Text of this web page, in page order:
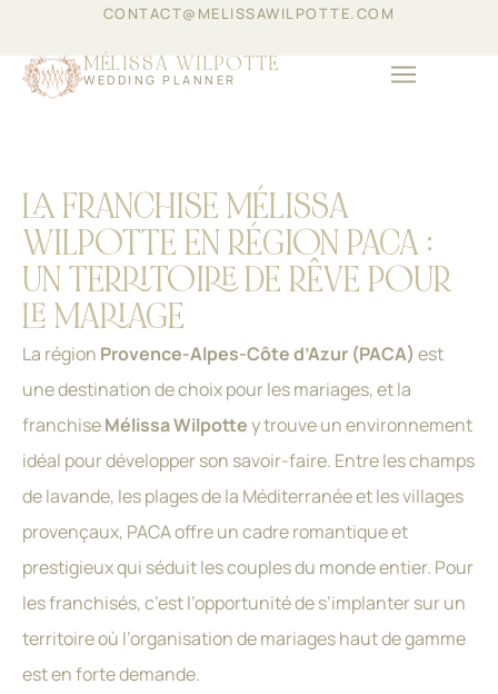
CONTACT@MELISSAWILPOTTE.COM
MÉLISSA WILPOTTE
WEDDING PLANNER
LA FRANCHISE MÉLISSA
WILPOTTE EN RÉGION PACA :
UN TERRITOIRE DE RÊVE POUR
LE MARIAGE
La région Provence-Alpes-Côte d’Azur (PACA) est
une destination de choix pour les mariages, et la
franchiseMélissa Wilpottey trouve un environnement
idéal pour développer son savoir-faire. Entre les champs
de lavande, les plages de la Méditerranée et les villages
provençaux, PACA offre un cadre romantique et
prestigieux qui séduit les couples du monde entier. Pour
les franchisés, c’est l’opportunité de s’implanter sur un
territoire où l’organisation de mariages haut de gamme
est en forte demande.